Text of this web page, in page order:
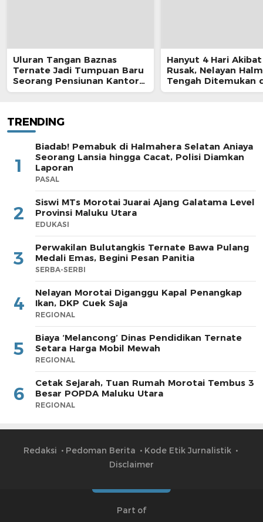
Uluran Tangan Baznas
Ternate Jadi Tumpuan Baru
Seorang Pensiunan Kantor
Pos
Hanyut 4 Hari
Rusak, Nelayan
Tengah Ditemukan
Morotai
TRENDING
1
Biadab! Pemabuk di Halmahera Selatan Aniaya
Seorang Lansia hingga Cacat, Polisi Diamkan
Laporan
PASAL
2
Siswi MTs Morotai Juarai Ajang Galatama Level
Provinsi Maluku Utara
EDUKASI
3
Perwakilan Bulutangkis Ternate Bawa Pulang
Medali Emas, Begini Pesan Panitia
SERBA-SERBI
4
Nelayan Morotai Diganggu Kapal Penangkap
Ikan, DKP Cuek Saja
REGIONAL
5
Biaya ‘Melancong’ Dinas Pendidikan Ternate
Setara Harga Mobil Mewah
REGIONAL
6
Cetak Sejarah, Tuan Rumah Morotai Tembus 3
Besar POPDA Maluku Utara
REGIONAL
Redaksi Pedoman Berita
Kode Etik Jurnalistik
Disclaimer
Part of